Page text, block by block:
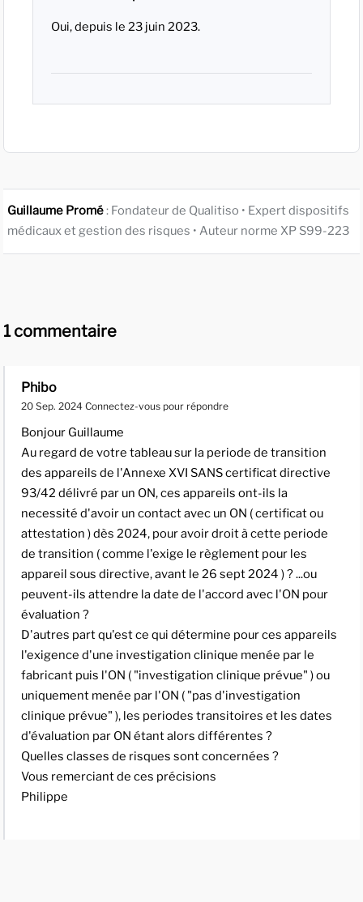
Oui, depuis le 23 juin 2023.
Guillaume Promé: Fondateur de Qualitiso • Expert dispositifs
médicaux et gestion des risques • Auteur norme XP S99-223
1 commentaire
Phibo
20 Sep. 2024 Connectez-vous pour répondre
Bonjour Guillaume
Au regard de votre tableau sur la periode de transition
des appareils de l'Annexe XVI SANS certificat directive
93/42 délivré par un ON, ces appareils ont-ils la
necessité d'avoir un contact avec un ON ( certificat ou
attestation ) dès 2024, pour avoir droit à cette periode
de transition ( comme l'exige le règlement pour les
appareil sous directive, avant le 26 sept 2024 ) ? ...ou
peuvent-ils attendre la date de l'accord avec l'ON pour
évaluation ?
D'autres part qu'est ce qui détermine pour ces appareils
l'exigence d'une investigation clinique menée par le
fabricant puis l'ON ( "investigation clinique prévue" ) ou
uniquement menée par l'ON ( "pas d'investigation
clinique prévue" ), les periodes transitoires et les dates
d'évaluation par ON étant alors différentes ?
Quelles classes de risques sont concernées ?
Vous remerciant de ces précisions
Philippe